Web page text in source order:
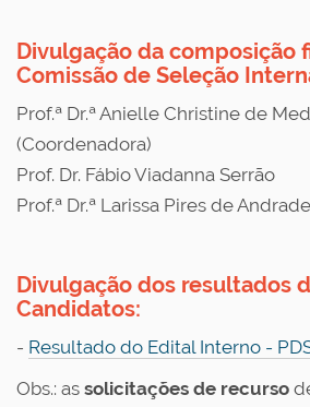
Divulgação da composição
Comissão de Seleção
Prof.ª Dr.ª Anielle Christine de
(Coordenadora)
Prof. Dr. Fábio Viadanna Serrão
Prof.ª Dr.ª Larissa Pires de Andrade
Divulgação dos resultados
Candidatos:
- Resultado do Edital Interno -
Obs.: as solicitações de recurso